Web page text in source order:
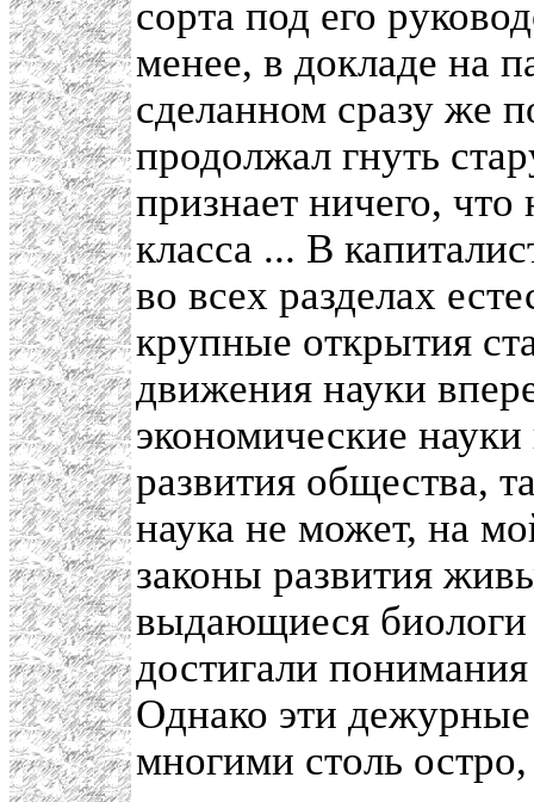
сорта под его
менее, в докладе на
сделанном сразу же
продолжал гнуть
признает ничего,
класса ... В
во всех разделах
крупные открытия
движения науки
экономические
развития общества,
наука не может, на
законы развития
выдающиеся биологи
достигали
Однако эти
многими столь